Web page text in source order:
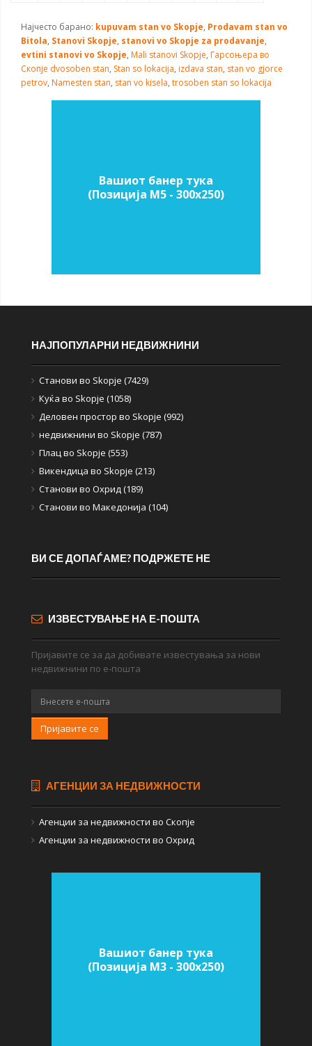
Најчесто барано: kupuvam stan vo Skopje, Prodavam stan vo
Bitola, Stanovi Skopje, stanovi vo Skopje za prodavanje,
evtini stanovi vo Skopje, Mali stanovi Skopje, Гарсоњера во
Скопје dvosoben stan, Stan so lokacija, izdava stan, stan vo gjorce
petrov, Namesten stan, stan vo kisela, trosoben stan so lokacija
Вашиот банер тука
(Позиција M5 - 300х250)
НАЈПОПУЛАРНИ НЕДВИЖНИНИ
Станови во Skopje (7429)
Куќа во Skopje (1058)
Деловен простор во Skopje (992)
недвижнини во Skopje (787)
Плац во Skopje (553)
Викендица во Skopje (213)
Станови во Охрид (189)
Станови во Македонија (104)
ВИ СЕ ДОПАЃАМЕ? ПОДРЖЕТЕ НЕ
ИЗВЕСТУВАЊЕ НА Е-ПОШТА
Пријавите се за да добивате известувања за нови
недвижнини по е-пошта
Пријавите се
АГЕНЦИИ ЗА НЕДВИЖНОСТИ
Агенции за недвижности во Скопје
Агенции за недвижности во Охрид
Вашиот банер тука
(Позиција M3 - 300х250)